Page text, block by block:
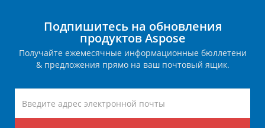
Подпишитесь на обновления
продуктов Aspose
Получайте ежемесячные информационные бюллетени
& предложения прямо на ваш почтовый ящик.